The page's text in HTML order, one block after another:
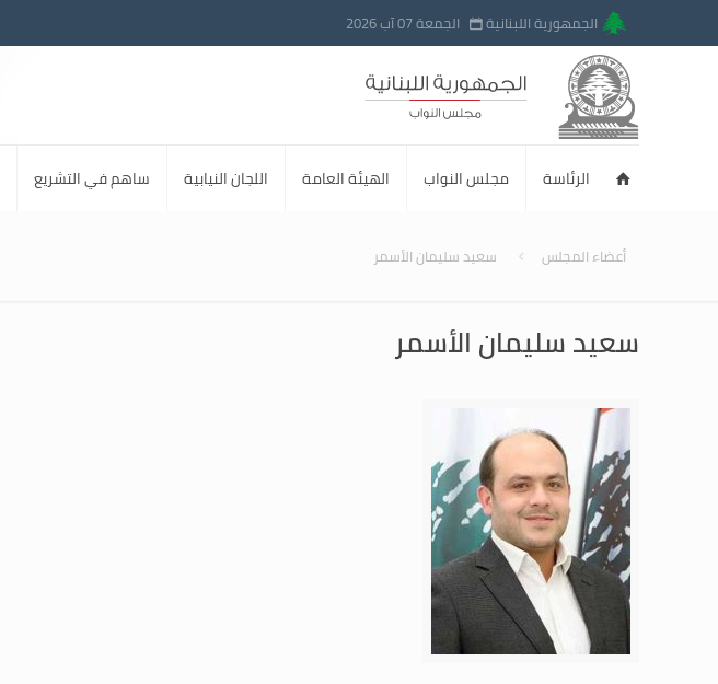
الجمهورية اللبنانية الجمعة 07 آب 2026
الرئاسة مجلس النواب الهيئة العامة اللجان النيابية ساهم في التشريع
أعضاء المجلس سعيد سليمان الأسمر
سعيد سليمان الأسمر